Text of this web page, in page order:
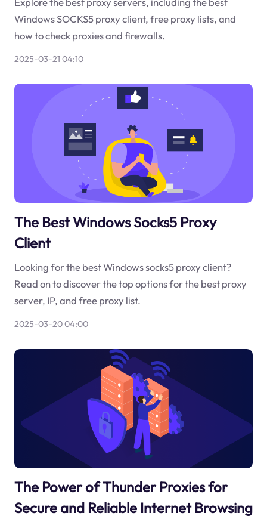
Windows SOCKS5 proxy client, free proxy lists, and
how to check proxies and firewalls.
2025-03-21 04:10
The Best Windows Socks5 Proxy
Client
Looking for the best Windows socks5 proxy client?
Read on to discover the top options for the best proxy
server, IP, and free proxy list.
2025-03-20 04:00
The Power of Thunder Proxies for
Secure and Reliable Internet Browsing